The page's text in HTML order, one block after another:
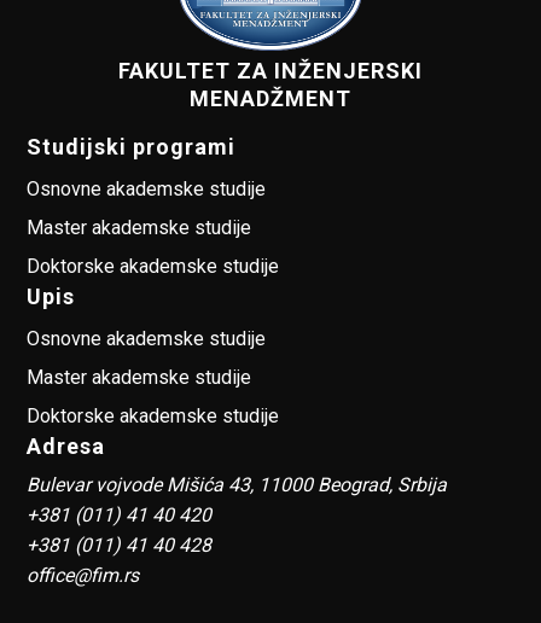
FAKULTET ZA INŽENJERSKI
MENADŽMENT
Studijski programi
Osnovne akademske studije
Master akademske studije
Doktorske akademske studije
Upis
Osnovne akademske studije
Master akademske studije
Doktorske akademske studije
Adresa
Bulevar vojvode Mišića 43, 11000 Beograd, Srbija
+381 (011) 41 40 420
+381 (011) 41 40 428
office@fim.rs